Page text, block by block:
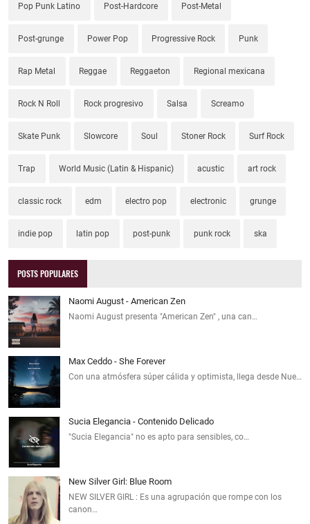
Pop Punk Latino Post-Hardcore Post-Metal
Post-grunge Power Pop Progressive Rock Punk
Rap Metal Reggae Reggaeton Regional mexicana
Rock N Roll Rock progresivo Salsa Screamo
Skate Punk Slowcore Soul Stoner Rock Surf Rock
Trap World Music (Latin & Hispanic) acustic art rock
classic rock edm electro pop electronic grunge
indie pop latin pop post-punk punk rock ska
POSTS POPULARES
Naomi August - American Zen
Naomi August presenta "American Zen" , una can…
Max Ceddo - She Forever
Con una atmósfera súper cálida y optimista, llega desde Nue…
Sucia Elegancia - Contenido Delicado
"Sucia Elegancia" no es apto para sensibles, co…
New Silver Girl: Blue Room
NEW SILVER GIRL : Es una agrupación que rompe con los
canon…